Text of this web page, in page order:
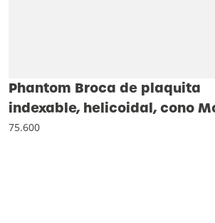
Phantom Broca de plaquita
indexable, helicoidal, cono
75.600